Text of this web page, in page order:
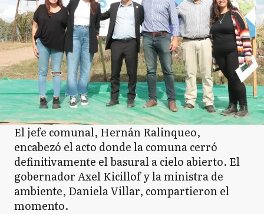
El jefe comunal, Hernán Ralinqueo,
encabezó el acto donde la comuna cerró
definitivamente el basural a cielo abierto. El
gobernador Axel Kicillof y la ministra de
ambiente, Daniela Villar, compartieron el
momento.